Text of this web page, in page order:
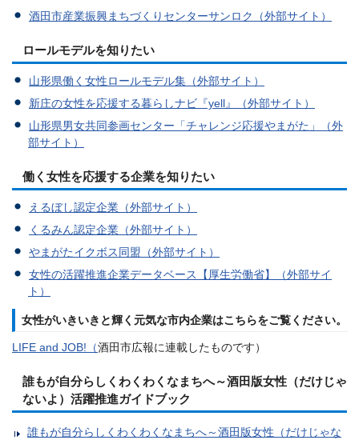
酒田市産業振興まちづくりセンターサンロク（外部サイト）
ロールモデルを知りたい
山形県働く女性ロールモデル集（外部サイト）
新庄の女性を応援する暮らしナビ『yell』（外部サイト）
山形県男女共同参画センター「チャレンジ応援やまがた」（外
部サイト）
働く女性を応援する企業を知りたい
えるぼし認定企業（外部サイト）
くるみん認定企業（外部サイト）
やまがたイクボス同盟（外部サイト）
女性の活躍推進企業データベース【厚生労働省】（外部サイ
ト）
女性がいきいきと輝く元気な市内企業はこちらをご覧ください。
LIFE and JOB!（酒田市広報に連載したものです）
誰もが自分らしくわくわくなまちへ～酒田版女性（だけじゃ
ないよ）活躍推進ガイドブック
誰もが自分らしくわくわくなまちへ～酒田版女性（だけじゃな